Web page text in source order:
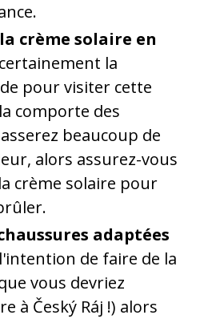
crème solaire en
la
pour visiter cette
comporte des
beaucoup de
alors assurez-vous
crème solaire pour
adaptées
de faire de la
vous devriez
à Český Ráj !) alors